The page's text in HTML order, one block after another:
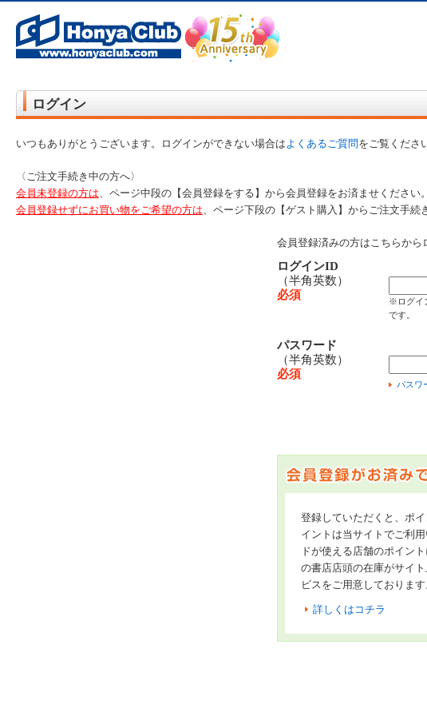
ログイン
いつもありがとうございます。ログインができない場合はよくあるご質問をご覧くださ
〈ご注文手続き中の方へ〉
会員未登録の方は、ページ中段の【会員登録をする】から会員登録をお済ませくださ
会員登録せずにお買い物をご希望の方は、ページ下段の【ゲスト購入】からご注文手続
会員登録済みの方はこちらから
ログインID
（半角英数）
必須
※ログイ
です。
パスワード
（半角英数）
必須
パスワ
登録していただくと、ポ
イントは当サイトでご利
ドが使える店舗のポイン
の書店店頭の在庫がサイ
ビスをご用意しております
詳しくはコチラ